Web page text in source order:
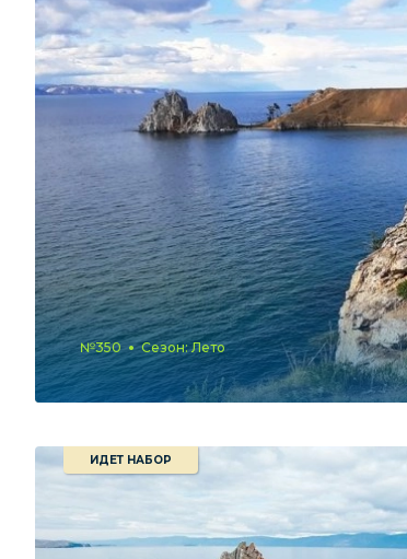
№350 Сезон: Лето
ИДЕТ НАБОР